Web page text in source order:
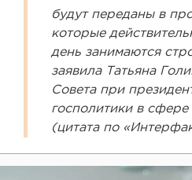
будут переданы в
которые
день занимаются
заявила Татьяна
Совета при
госполитики в
(цитата по